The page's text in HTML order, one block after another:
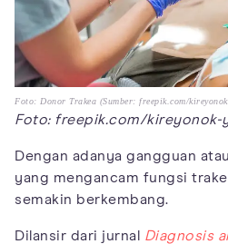
Foto: Donor Trakea (Sumber: freepik.com/
Foto: freepik.com/kireyonok-
Dengan adanya gangguan
yang mengancam fungsi
semakin berkembang.
Dilansir dari jurnal Diagnosis